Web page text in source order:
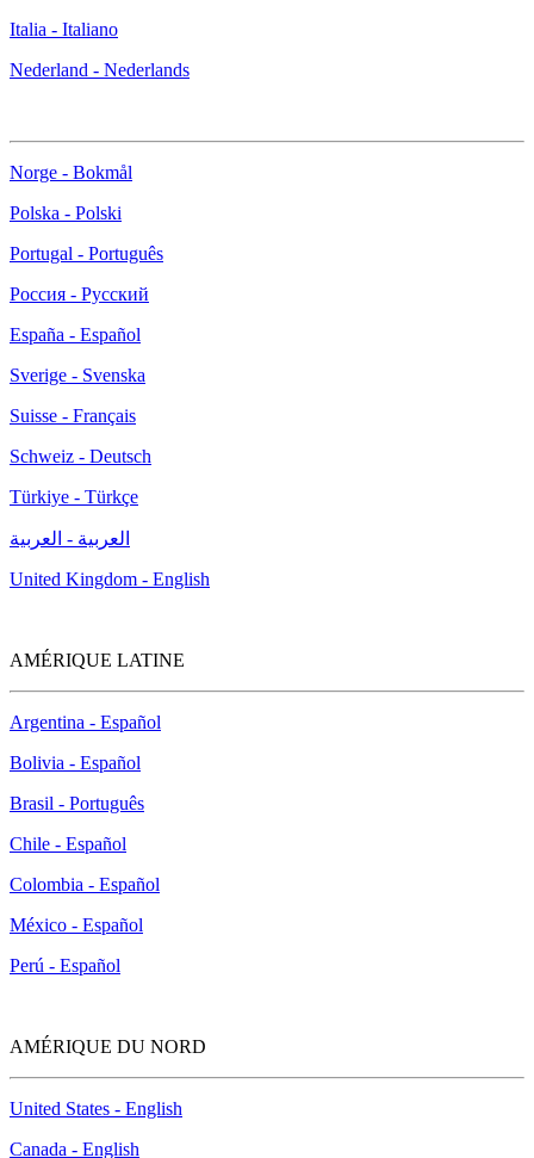
Italia - Italiano
Nederland - Nederlands
Norge - Bokmål
Polska - Polski
Portugal - Português
Россия - Русский
España - Español
Sverige - Svenska
Suisse - Français
Schweiz - Deutsch
Türkiye - Türkçe
العربية - العربية
United Kingdom - English
AMÉRIQUE LATINE
Argentina - Español
Bolivia - Español
Brasil - Português
Chile - Español
Colombia - Español
México - Español
Perú - Español
AMÉRIQUE DU NORD
United States - English
Canada - English